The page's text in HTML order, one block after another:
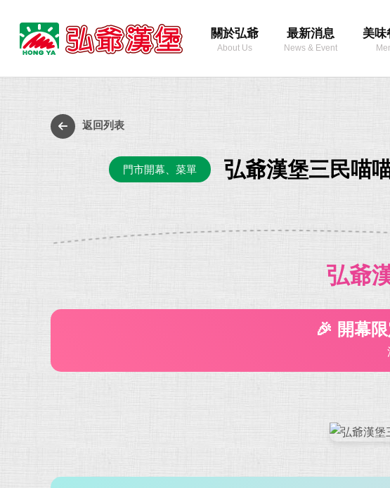
弘
爺
關於弘爺
About Us
最新消息
News & Event
美味
返回列表
門市開幕、菜單 弘爺漢堡三民喵
弘爺
🎉 開幕